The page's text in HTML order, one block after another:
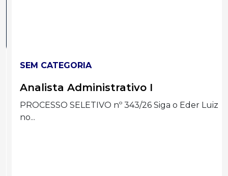
SEM CATEGORIA
Analista Administrativo I
PROCESSO SELETIVO nº 343/26 Siga o Eder Luiz
no...